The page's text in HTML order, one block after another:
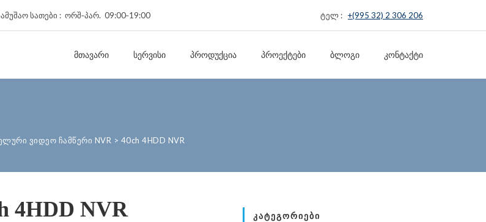
სათები : ორშ‑პარ. 09:00‑19:00 ტელ : +(995 32) 2 306 206
ᲛᲗᲐᲕᲐᲠᲘ ᲡᲔᲠᲕᲘᲡᲘ ᲞᲠᲝᲓᲣᲥᲪᲘᲐ ᲞᲠᲝᲔᲥᲢᲔᲑᲘ ᲑᲚᲝᲒᲘ ᲙᲝᲜᲢᲐᲥᲢᲘ
ვიდეო ჩამწერი NVR > 40ch 4HDD NVR
4HDD NVR ᲙᲐᲢᲔᲒᲝᲠᲘᲔᲑᲘ